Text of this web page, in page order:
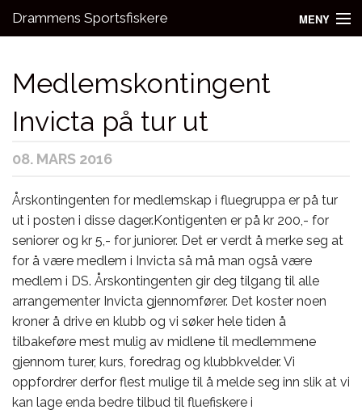
Drammens Sportsfiskere MENY
Aktivitetsgrupper
Utleie
Bli medlem!
Fiske
Kontakt oss
Medlemskontingent
Invicta på tur ut
08. MARS 2016
Årskontingenten for medlemskap i fluegruppa er på tur
ut i posten i disse dager. Kontigenten er på kr 200,- for
seniorer og kr 5,- for juniorer. Det er verdt å merke seg at
for å være medlem i Invicta så må man også være
medlem i DS. Årskontingenten gir deg tilgang til alle
arrangementer Invicta gjennomfører. Det koster noen
kroner å drive en klubb og vi søker hele tiden å
tilbakeføre mest mulig av midlene til medlemmene
gjennom turer, kurs, foredrag og klubbkvelder. Vi
oppfordrer derfor flest mulige til å melde seg inn slik at vi
kan lage enda bedre tilbud til fluefiskere i